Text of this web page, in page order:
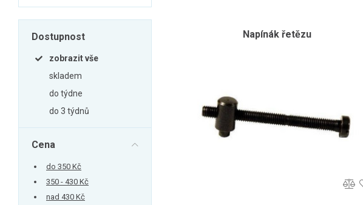
Pracovna a kancelář
Zahrada
Balkon a terasa
Textil, koberce
Trampolíny
Sedací vaky
Dostupnost
zobrazit vše
skladem
do týdne
do 3 týdnů
Cena
do 350 Kč
350 - 430 Kč
nad 430 Kč
Napínák řetězu